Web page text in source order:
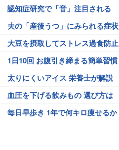
認知症研究で「音」注目される
夫の「産後うつ」にみられる症状
大豆を摂取してストレス過食防止
1日10回 お腹引き締まる簡単習慣
太りにくいアイス 栄養士が解説
血圧を下げる飲みもの 選び方は
毎日早歩き 1年で何キロ痩せるか